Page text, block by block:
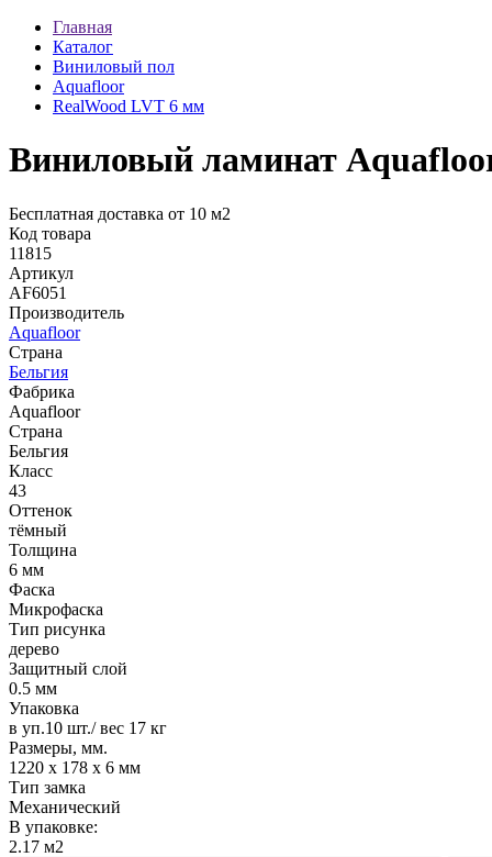
Главная
Каталог
Виниловый пол
Aquafloor
RealWood LVT 6 мм
Виниловый ламинат
Бесплатная доставка от 10 м2
Код товара
11815
Артикул
AF6051
Производитель
Aquafloor
Страна
Бельгия
Фабрика
Aquafloor
Страна
Бельгия
Класс
43
Оттенок
тёмный
Толщина
6 мм
Фаска
Микрофаска
Тип рисунка
дерево
Защитный слой
0.5 мм
Упаковка
в уп.10 шт./ вес 17 кг
Размеры, мм.
1220 х 178 х 6 мм
Тип замка
Механический
В упаковке:
2.17 м2